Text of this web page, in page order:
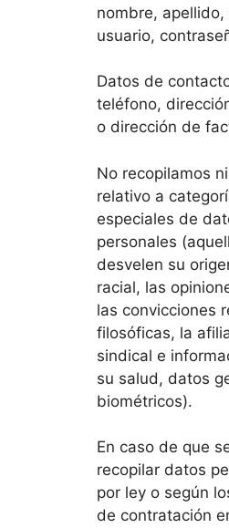
nombre,
usuario,
Datos de
teléfono,
o dirección de
No recopilamos
relativo a
especiales de
personales
desvelen su
racial, las
las convicciones
filosóficas, la
sindical e
su salud, datos
biométricos).
En caso de que
recopilar datos
por ley o según
de contratación